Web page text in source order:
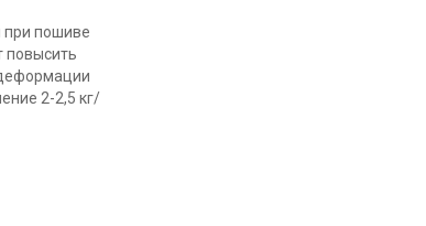
при пошиве
повысить
2-2,5 кг/